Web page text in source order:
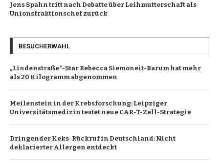
Jens Spahn tritt nach Debatte über Leihmutterschaft als
Unionsfraktionschef zurück
BESUCHERWAHL
„Lindenstraße“-Star Rebecca Siemoneit-Barum hat mehr
als 20 Kilogramm abgenommen
Meilenstein in der Krebsforschung: Leipziger
Universitätsmedizin testet neue CAR-T-Zell-Strategie
Dringender Keks-Rückruf in Deutschland: Nicht
deklarierter Allergen entdeckt